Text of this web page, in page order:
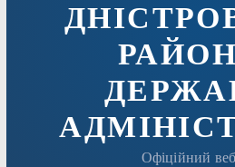
Офіційний